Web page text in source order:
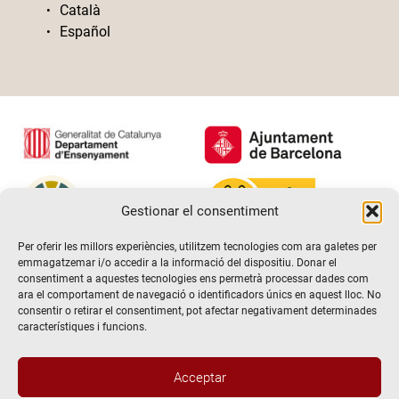
Gestionar el consentiment
Per oferir les millors experiències, utilitzem tecnologies com ara galetes per
emmagatzemar i/o accedir a la informació del dispositiu. Donar el
consentiment a aquestes tecnologies ens permetrà processar dades com
ara el comportament de navegació o identificadors únics en aquest lloc. No
consentir o retirar el consentiment, pot afectar negativament determinades
característiques i funcions.
Acceptar
Català
Español